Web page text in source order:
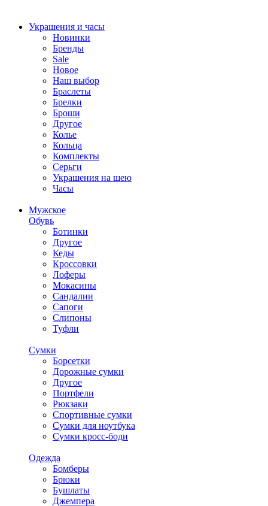
Украшения и часы
Новинки
Бренды
Sale
Новое
Наш выбор
Браслеты
Брелки
Броши
Другое
Колье
Кольца
Комплекты
Серьги
Украшения на шею
Часы
Мужское
Обувь
Ботинки
Другое
Кеды
Кроссовки
Лоферы
Мокасины
Сандалии
Сапоги
Слипоны
Туфли
Сумки
Борсетки
Дорожные сумки
Другое
Портфели
Рюкзаки
Спортивные сумки
Сумки для ноутбука
Сумки кросс-боди
Одежда
Бомберы
Брюки
Бушлаты
Джемпера